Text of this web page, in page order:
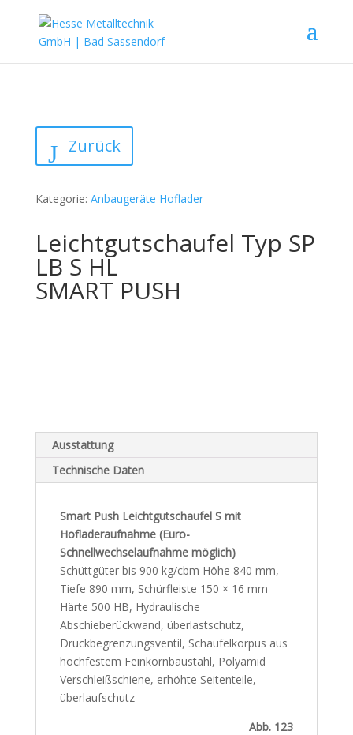
Zurück
Kategorie: Anbaugeräte Hoflader
Leichtgutschaufel Typ SP
LB S HL
SMART PUSH
Ausstattung
Technische Daten
Smart Push Leichtgutschaufel S mit
Hofladeraufnahme (Euro-
Schnellwechselaufnahme möglich)
Schüttgüter bis 900 kg/cbm Höhe 840 mm,
Tiefe 890 mm, Schürfleiste 150 × 16 mm
Härte 500 HB, Hydraulische
Abschieberückwand, überlastschutz,
Druckbegrenzungsventil, Schaufelkorpus aus
hochfestem Feinkornbaustahl, Polyamid
Verschleißschiene, erhöhte Seitenteile,
überlaufschutz
Abb. 123